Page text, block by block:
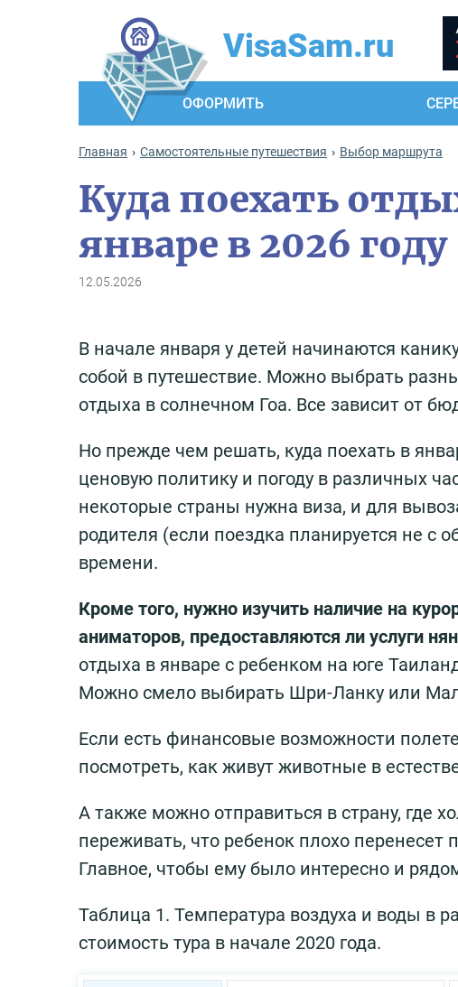
VisaSam.ru
ОФОРМИТЬ
Главная Самостоятельные путешествия Выбор маршрута
Куда поехать
январе в 2026 году
12.05.2026
В начале января у детей начинаются
собой в путешествие. Можно выбрать
отдыха в солнечном Гоа. Все зависит от
Но прежде чем решать, куда поехать в
ценовую политику и погоду в различных
некоторые страны нужна виза, и для
родителя (если поездка планируется не с
времени.
Кроме того, нужно изучить наличие на
аниматоров, предоставляются ли услуги
отдыха в январе с ребенком на юге
Можно смело выбирать Шри-Ланку или
Если есть финансовые возможности
посмотреть, как живут животные в
А также можно отправиться в страну, где
переживать, что ребенок плохо перенесет
Главное, чтобы ему было интересно и
Таблица 1. Температура воздуха и воды в
стоимость тура в начале 2020 года.